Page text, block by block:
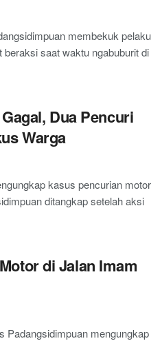
membekuk pelaku
saat waktu ngabuburit di
Dua Pencuri
Warga
kasus pencurian motor
ditangkap setelah aksi
di Jalan Imam
Padangsidimpuan mengungkap